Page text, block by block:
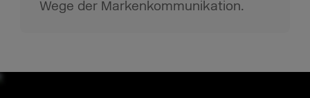
Wege der Markenkommunikation.